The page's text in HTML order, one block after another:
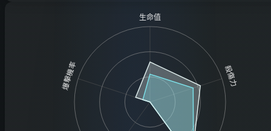
生命值
殺傷力
爆擊機率